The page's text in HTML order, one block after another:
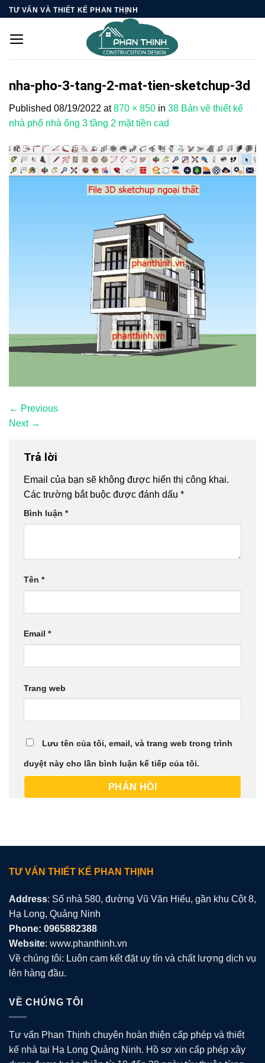
Skip
content
TƯ VẤN VÀ THIẾT KẾ PHAN THỊNH
nha-pho-3-tang-2-mat-tien-sketchup-3d
Published 08/19/2022 at870 × 850 in 38 Bản vẽ thiết kế
nhà phố nhà ống 3 tầng 2 mặt tiền cad
← Previous
Next →
Trả lời
Email của bạn sẽ không được hiển thị công khai.
Các trường bắt buộc được đánh dấu *
Bình luận *
Tên *
Email *
Trang web
Lưu tên của tôi, email, và trang web trong trình
duyệt này cho lần bình luận kế tiếp của tôi.
TƯ VẤN THIẾT KẾ PHAN THỊNH
Address: Số nhà 580, đường Vũ Văn Hiếu, gần khu Cột 8,
Hạ Long, Quảng Ninh
Phone: 0965882388
Website: www.phanthinh.vn
Về chúng tôi: Luôn cam kết đặt uy tín và chất lượng dịch vụ
lên hàng đầu.
VỀ CHÚNG TÔI
Tư vấn Phan Thịnh chuyên hoàn thiện cấp phép và thiết
kế nhà tại Hạ Long Quảng Ninh. Hồ sơ xin cấp phép xây